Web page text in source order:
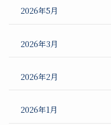
2026年5月
2026年3月
2026年2月
2026年1月